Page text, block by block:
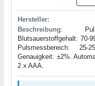
Hersteller:
Beschreibung:
Blutsauerstoffgehalt: 70-
Pulsmessbereich:
Genauigkeit: ±2%.
2 x AAA.